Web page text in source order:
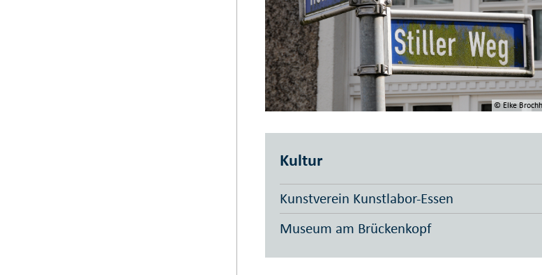
© Elke
Kultur
Kunstverein Kunstlabor-Essen
Museum am Brückenkopf